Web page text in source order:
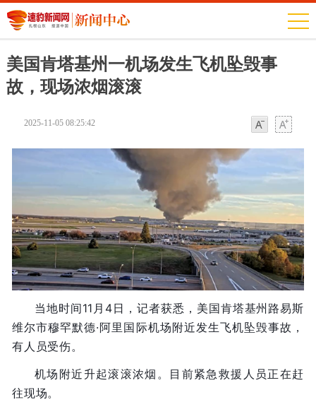
美国肯塔基州一机场发生飞机坠毁事
故，现场浓烟滚滚
2025-11-05 08:25:42
当地时间11月4日，记者获悉，美国肯塔基州路易斯
维尔市穆罕默德·阿里国际机场附近发生飞机坠毁事故，
有人员受伤。
机场附近升起滚滚浓烟。目前紧急救援人员正在赶
往现场。